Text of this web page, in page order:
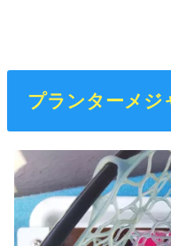
プランターメジ